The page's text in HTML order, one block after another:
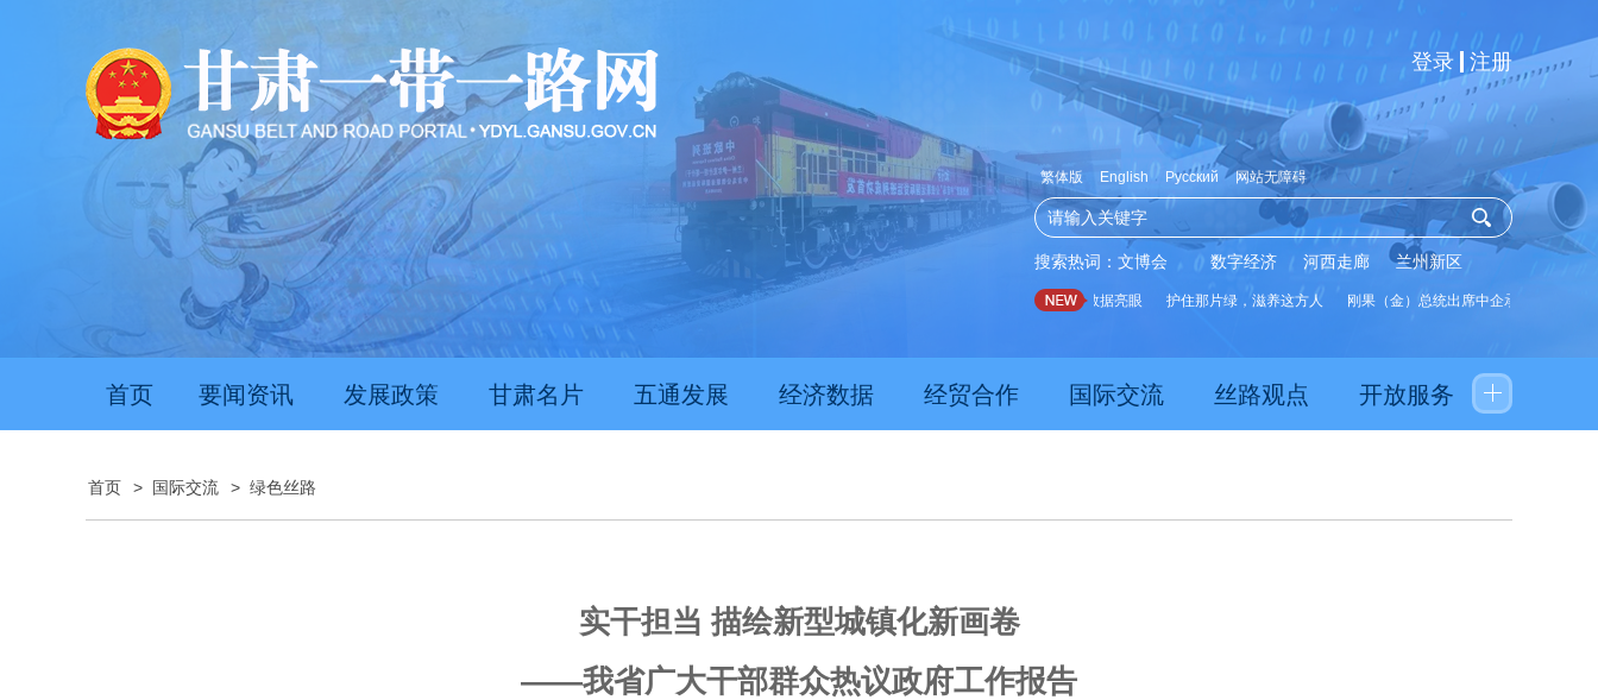
登录 注册
繁体版 English Русский 网站无障碍
搜索热词： 文博会 数字经济 河西走廊 兰州新区
推动经济持续向新向优向好发展 甘肃上半年新质生产力发展数据亮眼 护住那片绿，滋养这方人 刚果（金）总统出席中企承建水厂启用仪式
首页 要闻资讯 发展政策 甘肃名片 五通发展 经济数据 经贸合作 国际交流 丝路观点 开放服务
首页 > 国际交流 > 绿色丝路
实干担当 描绘新型城镇化新画卷
——我省广大干部群众热议政府工作报告